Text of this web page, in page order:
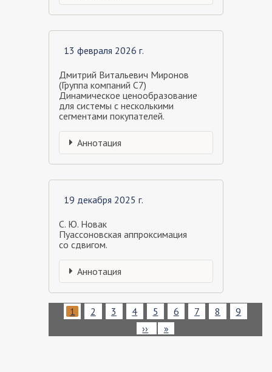
13 февраля 2026 г.
Дмитрий Витальевич Миронов
(Группа компаний С7)
Динамическое ценообразование
для системы с несколькими
сегментами покупателей.
Аннотация
19 декабря 2025 г.
С. Ю. Новак
Пуассоновская аппроксимация
со сдвигом.
Аннотация
Нумерация
страниц
Текущая
страница
1 Page
2 Page
3 Page
4 Page
5 Page
6 Page
7 Page
8 Page
9
Следующая
страница
››
Последняя
страница
»